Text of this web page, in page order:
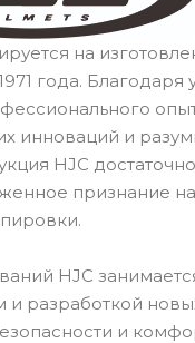
на
года. Благодаря
инноваций и
HJC
признание
HJC
и разработкой
и